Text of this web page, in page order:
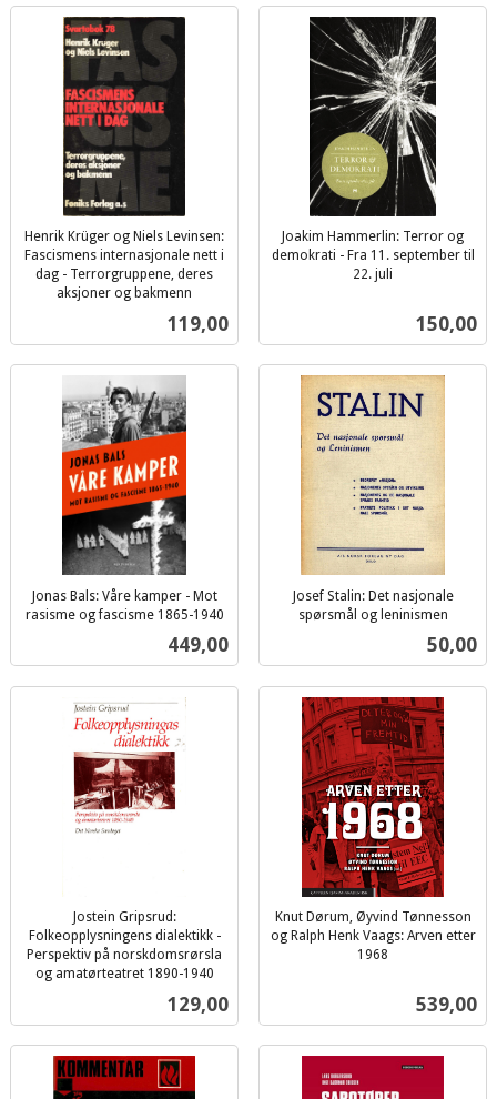
Henrik Krüger og Niels Levinsen:
Fascismens internasjonale nett i
dag - Terrorgruppene, deres
aksjoner og bakmenn
Pris
119,00
Joakim Hammerlin: Terror og
demokrati - Fra 11. september til
22. juli
Pris
150,00
Jonas Bals: Våre kamper - Mot
rasisme og fascisme 1865-1940
Pris
449,00
Josef Stalin: Det nasjonale
spørsmål og leninismen
Pris
50,00
Jostein Gripsrud:
Folkeopplysningens dialektikk -
Perspektiv på norskdomsrørsla
og amatørteatret 1890-1940
Pris
129,00
Knut Dørum, Øyvind Tønnesson
og Ralph Henk Vaags: Arven etter
1968
Pris
539,00